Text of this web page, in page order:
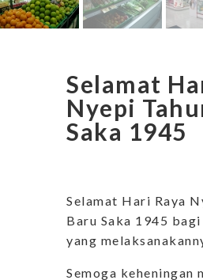
Selamat
Nyepi
Saka 1945
Selamat Hari Raya
Baru Saka 1945
yang
Semoga keheningan